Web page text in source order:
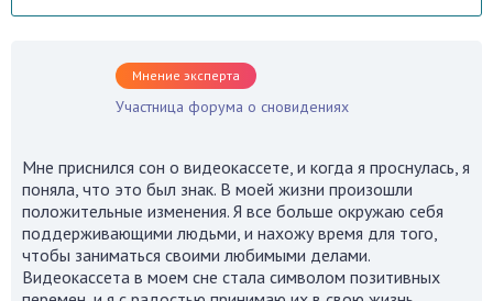
Мнение эксперта
Участница форума о сновидениях
Мне приснился сон о видеокассете, и когда я проснулась, я
поняла, что это был знак. В моей жизни произошли
положительные изменения. Я все больше окружаю себя
поддерживающими людьми, и нахожу время для того,
чтобы заниматься своими любимыми делами.
Видеокассета в моем сне стала символом позитивных